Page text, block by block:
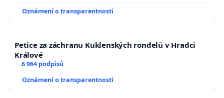
Oznámení o transparentnosti
Petice za záchranu Kuklenských rondelů v Hradci
Králové
6 964 podpisů
Oznámení o transparentnosti